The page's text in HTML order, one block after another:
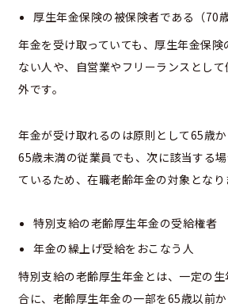
厚生年金保険の被保険者である（70
年金を受け取っていても、厚生年金保険
ない人や、自営業やフリーランスとし
外です。
年金が受け取れるのは原則として65歳
65歳未満の従業員でも、次に該当する
ているため、在職老齢年金の対象となり
特別支給の老齢厚生年金の受給権者
年金の繰上げ受給をおこなう人
特別支給の老齢厚生年金とは、一定の
合に、老齢厚生年金の一部を65歳以前